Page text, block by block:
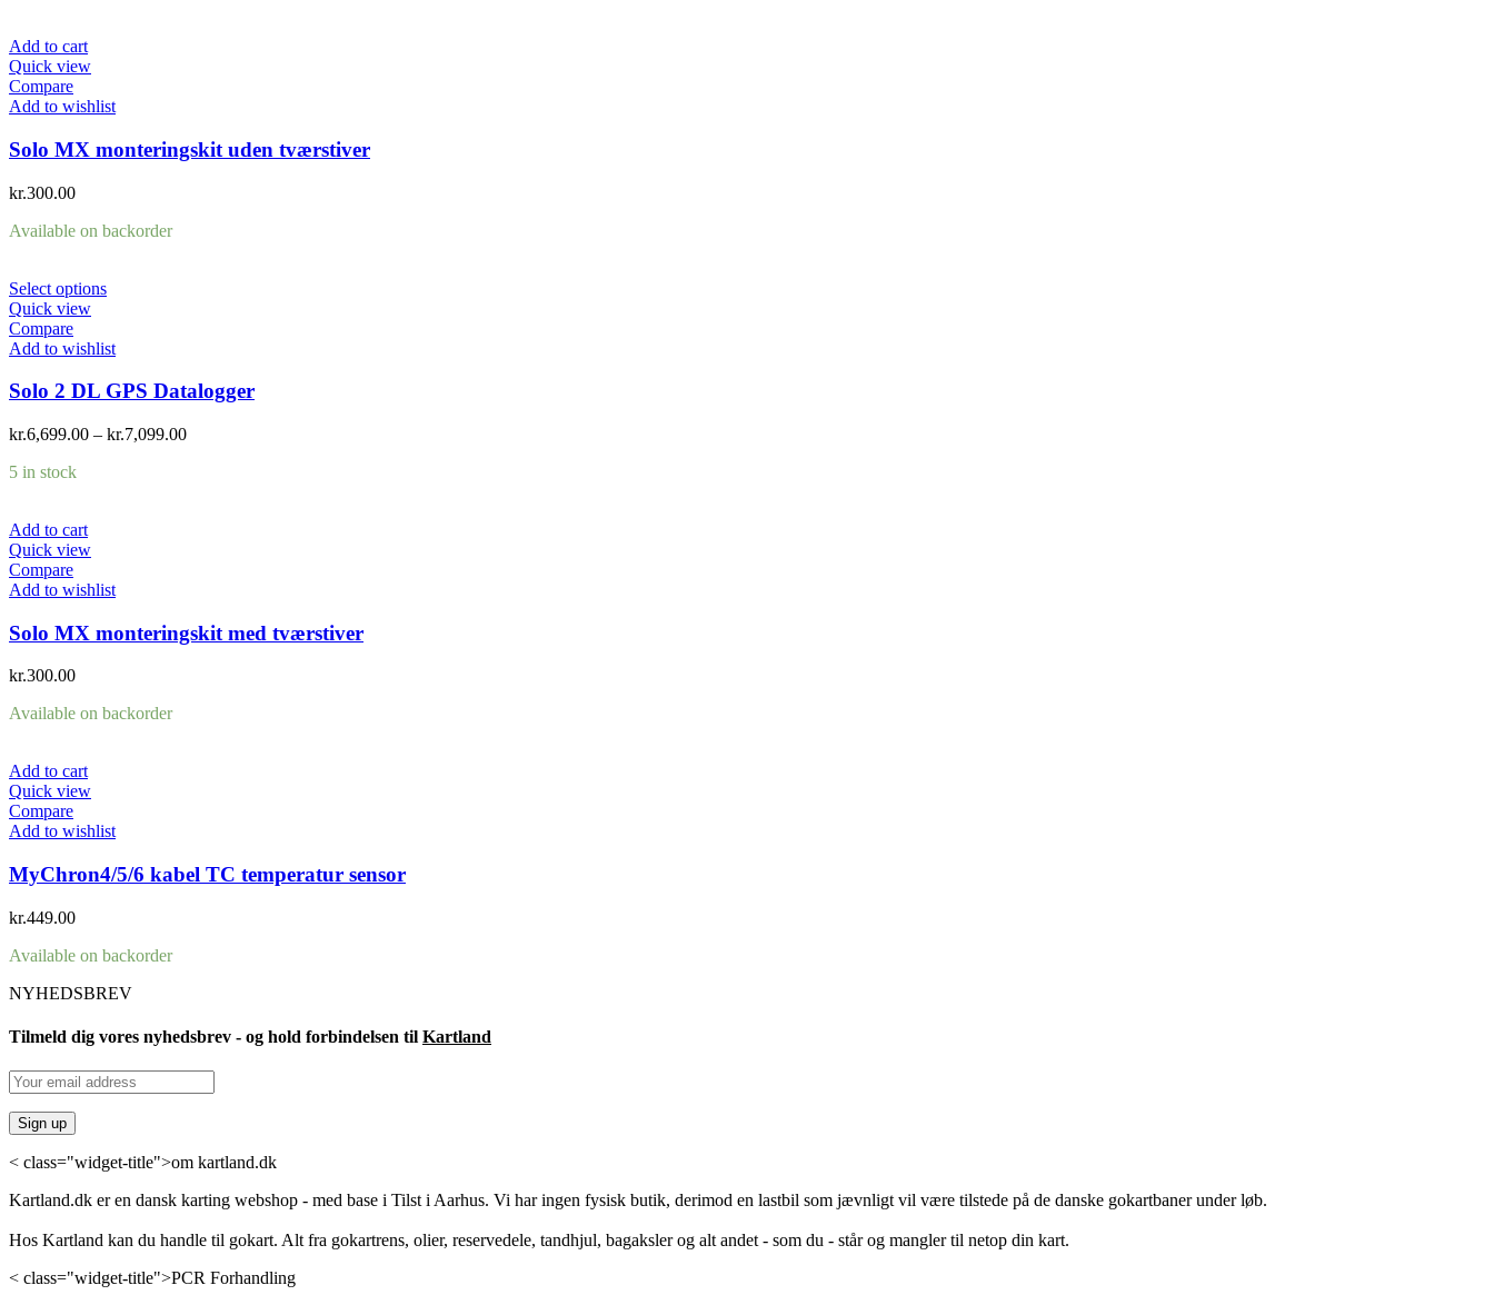
Add to cart
Quick view
Compare
Add to wishlist
Solo MX monteringskit uden tværstiver
kr.300.00
Available on backorder
Select options
Quick view
Compare
Add to wishlist
Solo 2 DL GPS Datalogger
kr.6,699.00 – kr.7,099.00
5 in stock
Add to cart
Quick view
Compare
Add to wishlist
Solo MX monteringskit med tværstiver
kr.300.00
Available on backorder
Add to cart
Quick view
Compare
Add to wishlist
MyChron4/5/6 kabel TC temperatur sensor
kr.449.00
Available on backorder
NYHEDSBREV
Tilmeld dig vores nyhedsbrev - og hold forbindelsen til Kartland
< class="widget-title">om kartland.dk
Kartland.dk er en dansk karting webshop - med base i Tilst i Aarhus. Vi har ingen fysisk butik, derimod en lastbil som jævnligt vil være tilstede på de danske gokartbaner under løb.
Hos Kartland kan du handle til gokart. Alt fra gokartrens, olier, reservedele, tandhjul, bagaksler og alt andet - som du - står og mangler til netop din kart.
< class="widget-title">PCR Forhandling